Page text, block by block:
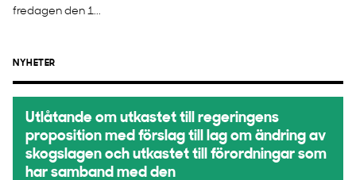
fredagen den 1...
NYHETER
Utlåtande om utkastet till regeringens
proposition med förslag till lag om ändring av
skogslagen och utkastet till förordningar som
har samband med den